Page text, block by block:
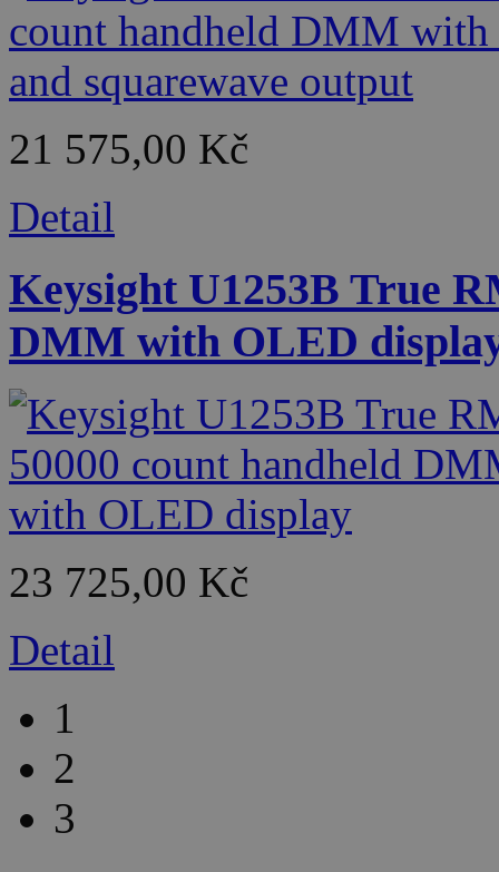
21 575,00 Kč
Detail
Keysight U1253B True
DMM with OLED
23 725,00 Kč
Detail
1
2
3